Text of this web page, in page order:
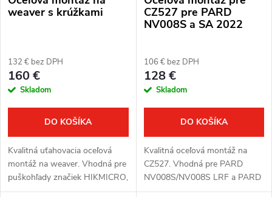
weaver s krúžkami
132 € bez DPH
160 €
Skladom
DO KOŠÍKA
Kvalitná uťahovacia oceľová
montáž na weaver. Vhodná pre
puškohľady značiek HIKMICRO,
ThermTec a Pard.
CZ527 pre PARD
NV008S a SA 2022
106 € bez DPH
128 €
Skladom
DO KOŠÍKA
Kvalitná oceľová montáž na
CZ527. Vhodná pre PARD
NV008S/NV008S LRF a PARD
SA 2022.